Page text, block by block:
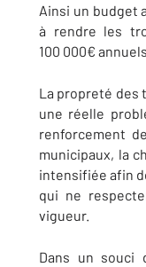
Ainsi un budget
à rendre les
100 000€
La propreté
une réelle
renforcement
municipaux, la
intensifiée afin
qui ne
vigueur.
Dans un souci